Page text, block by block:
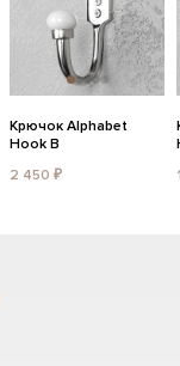
Крючок Alphabet
Hook B
2 450 ₽